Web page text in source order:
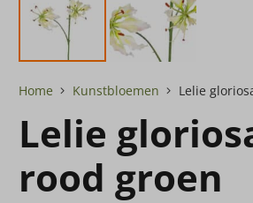
Home Kunstbloemen Lelie
Lelie
rood groen